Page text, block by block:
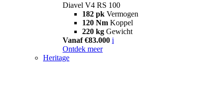
Diavel V4 RS 100
182 pk Vermogen
120 Nm Koppel
220 kg Gewicht
Vanaf €83.000 i
Ontdek meer
Heritage